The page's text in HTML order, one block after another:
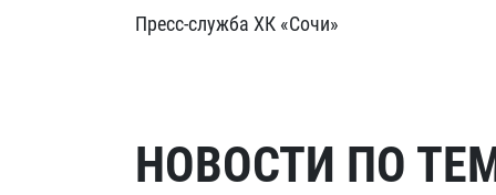
Пресс-служба ХК «Сочи»
НОВОСТИ ПО